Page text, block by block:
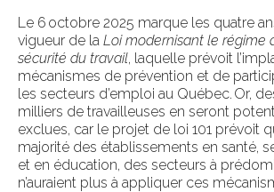
Le 6 octobre 2025 marque les quatre
vigueur de la Loi modernisant le régime
sécurité du travail, laquelle prévoit
mécanismes de prévention et de
les secteurs d’emploi au Québec. Or,
milliers de travailleuses en seront
exclues, car le projet de loi 101 prévoit
majorité des établissements en santé,
et en éducation, des secteurs à
n’auraient plus à appliquer ces